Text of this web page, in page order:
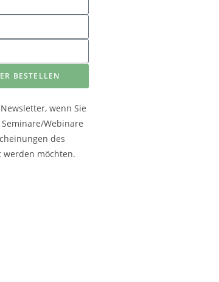
BESTELLEN
wenn Sie
Webinare
des
möchten.